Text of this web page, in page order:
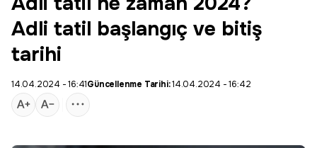
Adli tatil başlangıç ve bitiş
tarihi
14.04.2024 - 16:41Güncellenme Tarihi:14.04.2024 - 16:42